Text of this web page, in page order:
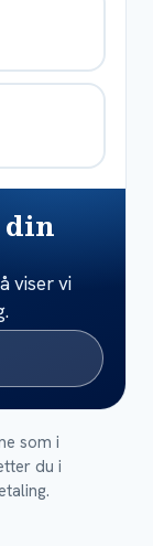
din
viser vi
som i
du i